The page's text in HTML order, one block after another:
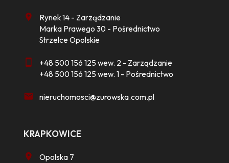
Rynek 14 - Zarządzanie
Marka Prawego 30 - Pośrednictwo
Strzelce Opolskie
+48 500 156 125 wew. 2 - Zarządzanie
+48 500 156 125 wew. 1 - Pośrednictwo
nieruchomosci@zurowska.com.pl
KRAPKOWICE
Opolska 7